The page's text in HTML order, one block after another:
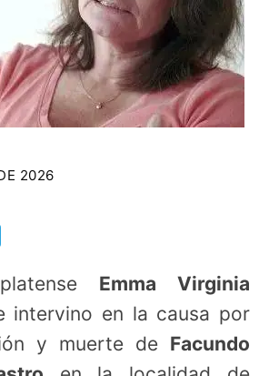
2026
Emma Virginia
intervino en la causa por
y muerte de Facundo